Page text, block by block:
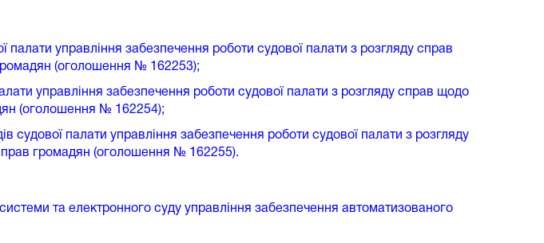
палати управління забезпечення роботи судової палати з розгляду справ
(оголошення № 162253);
управління забезпечення роботи судової палати з розгляду справ щодо
(оголошення № 162254);
судової палати управління забезпечення роботи судової палати з розгляду
громадян (оголошення № 162255).
та електронного суду управління забезпечення автоматизованого